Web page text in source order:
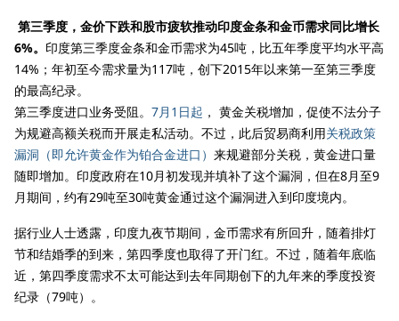
第三季度，金价下跌和股市疲软推动印度金条和金币需求同比增长
6%。 印度第三季度金条和金币需求为45吨，比五年季度平均水平高
14%；年初至今需求量为117吨，创下2015年以来第一至第三季度
的最高纪录。
第三季度进口业务受阻。 7月1日起 ， 黄金关税增加，促使不法分子
为规避高额关税而开展走私活动。不过，此后贸易商利用关税政策
漏洞（即允许黄金作为铂合金进口） 来规避部分关税，黄金进口量
随即增加。印度政府在10月初发现并填补了这个漏洞，但在8月至9
月期间，约有29吨至30吨黄金通过这个漏洞进入到印度境内。
据行业人士透露，印度九夜节期间，金币需求有所回升，随着排灯
节和结婚季的到来，第四季度也取得了开门红。不过，随着年底临
近，第四季度需求不太可能达到去年同期创下的九年来的季度投资
纪录（79吨）。